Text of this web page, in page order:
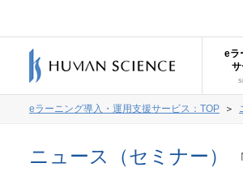
eラ
サ
eラーニング導入・運用支援サービス：TOP ＞
ニュース（セミナー）